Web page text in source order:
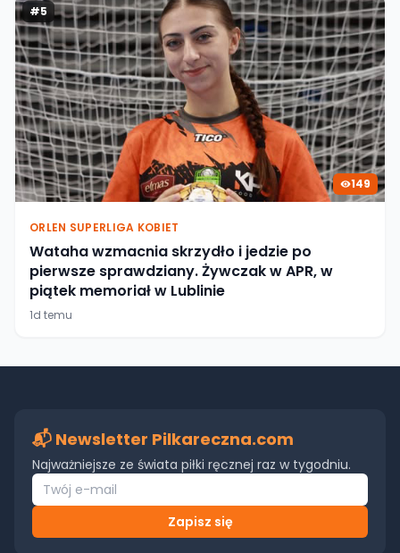
#5
149
ORLEN SUPERLIGA KOBIET
Wataha wzmacnia skrzydło i jedzie po
pierwsze sprawdziany. Żywczak w APR, w
piątek memoriał w Lublinie
1d temu
📬 Newsletter Pilkareczna.com
Najważniejsze ze świata piłki ręcznej raz w tygodniu.
Zapisz się